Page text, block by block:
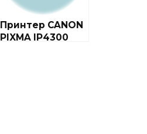
Принтер CANON
PIXMA IP4300